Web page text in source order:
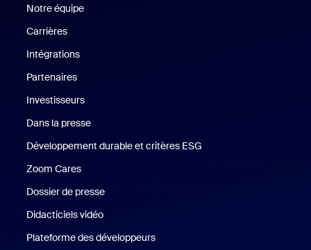
Notre équipe
Carrières
Intégrations
Partenaires
Investisseurs
Dans la presse
Développement durable et critères ESG
Zoom Cares
Dossier de presse
Didacticiels vidéo
Plateforme des développeurs